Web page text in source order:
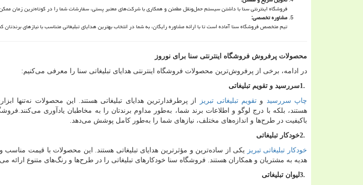
فروشگاه اینترنتی سنا با داشتن سیستم حمل‌ونقل مطمئن و همکاری با شرکت‌های معتبر پستی، سفارشات شما را در کوتاه‌ترین زمان
مشاوره تخصصی:
تیم متخصص فروشگاه سنا آماده است تا با ارائه مشاوره رایگان، به شما در انتخاب بهترین هدایای تبلیغاتی متناسب با نیازهای
محصولات پرفروش فروشگاه اینترنتی سنا برای نوروز
در ادامه، برخی از پرفروش‌ترین محصولات فروشگاه اینترنتی هدایای تبلیغاتی سنا را معرفی می‌کنیم:
1.سررسید و تقویم تبلیغاتی
چاپ سررسید و تقویم‌ تبلیغاتی تبریز
از پرطرفدارترین هدایای تبلیغاتی هستند. این محصولات نه‌تنها
هستند، بلکه با درج لوگو و اطلاعات برند شما، به‌طور مداوم برندتان را به مخاطبان یادآوری
باکیفیت در طرح‌ها و اندازه‌های مختلف، نیازهای شما را به‌طور کامل پوشش می‌دهد.
2.خودکار تبلیغاتی
خودکار تبلیغاتی تبریز
یکی از ساده‌ترین و مؤثرترین هدایای تبلیغاتی هستند. این محصولات با قیمت مناسب و
هدیه به مشتریان و همکاران هستند. فروشگاه سنا خودکارهای تبلیغاتی را در طرح‌ها و رنگ‌های متنوع ارائه
3.لیوان تبلیغاتی